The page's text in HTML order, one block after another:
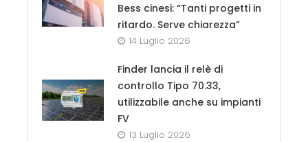
Bess cinesi: “Tanti progetti in
ritardo. Serve chiarezza”
14 Luglio 2026
Finder lancia il relè di
controllo Tipo 70.33,
utilizzabile anche su impianti
FV
13 Luglio 2026